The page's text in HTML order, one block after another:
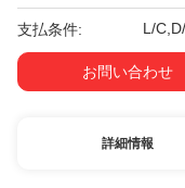
支払条件: L/
お問い合わせ
詳細情報